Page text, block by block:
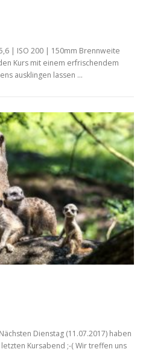
| ISO 200 | 150mm Brennweite
Kurs mit einem erfrischendem
ausklingen lassen …
Dienstag (11.07.2017) haben
Kursabend ;-( Wir treffen uns